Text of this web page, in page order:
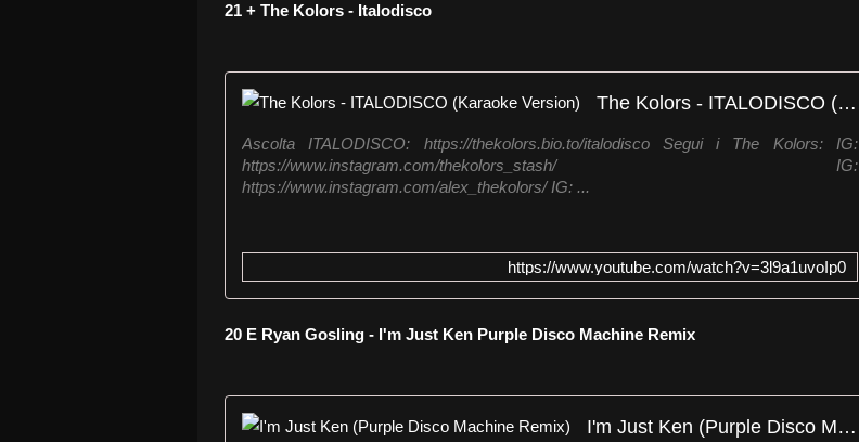
21 + The Kolors - Italodisco
The Kolors - ITALODISCO (Karaoke Version)
Ascolta ITALODISCO: https://thekolors.bio.to/italodisco Segui i The Kolors: IG:
https://www.instagram.com/thekolors_stash/ IG:
https://www.instagram.com/alex_thekolors/ IG: ...
https://www.youtube.com/watch?v=3l9a1uvoIp0
20 E Ryan Gosling - I'm Just Ken Purple Disco Machine Remix
I'm Just Ken (Purple Disco Machine Remix)